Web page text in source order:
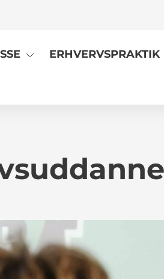
ERHVERVSPRAKTIK